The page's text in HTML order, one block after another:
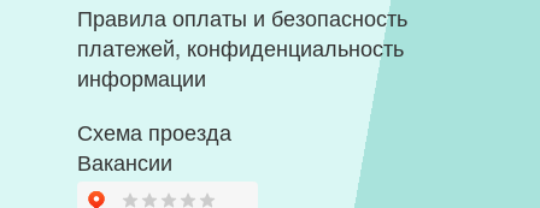
Правила оплаты и безопасность
платежей, конфиденциальность
информации
Схема проезда
Вакансии